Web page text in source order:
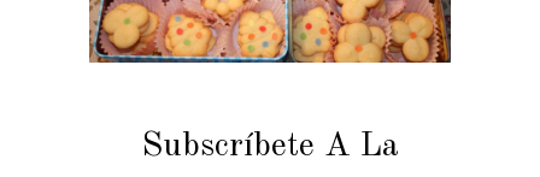
Subscríbete A La